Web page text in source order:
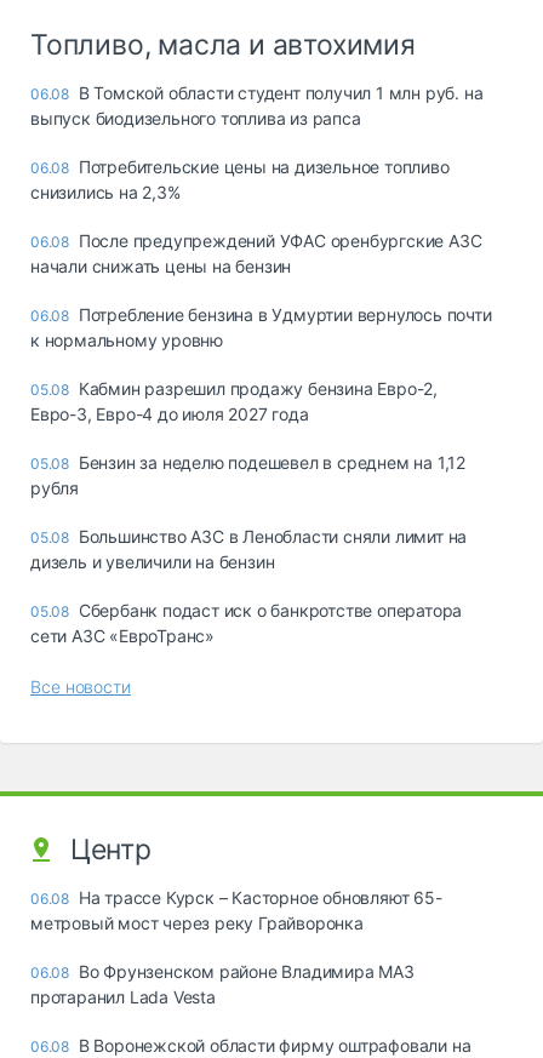
Топливо, масла и автохимия
06.08 В Томской области студент получил 1 млн руб. на
выпуск биодизельного топлива из рапса
06.08 Потребительские цены на дизельное топливо
снизились на 2,3%
06.08 После предупреждений УФАС оренбургские АЗС
начали снижать цены на бензин
06.08 Потребление бензина в Удмуртии вернулось почти
к нормальному уровню
05.08 Кабмин разрешил продажу бензина Евро-2,
Евро-3, Евро-4 до июля 2027 года
05.08 Бензин за неделю подешевел в среднем на 1,12
рубля
05.08 Большинство АЗС в Ленобласти сняли лимит на
дизель и увеличили на бензин
05.08 Сбербанк подаст иск о банкротстве оператора
сети АЗС «ЕвроТранс»
Все новости
Центр
06.08 На трассе Курск – Касторное обновляют 65-
метровый мост через реку Грайворонка
06.08 Во Фрунзенском районе Владимира МАЗ
протаранил Lada Vesta
06.08 В Воронежской области фирму оштрафовали на